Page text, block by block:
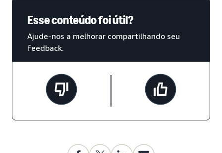
Esse conteúdo foi útil?
Ajude-nos a melhorar compartilhando seu
feedback.